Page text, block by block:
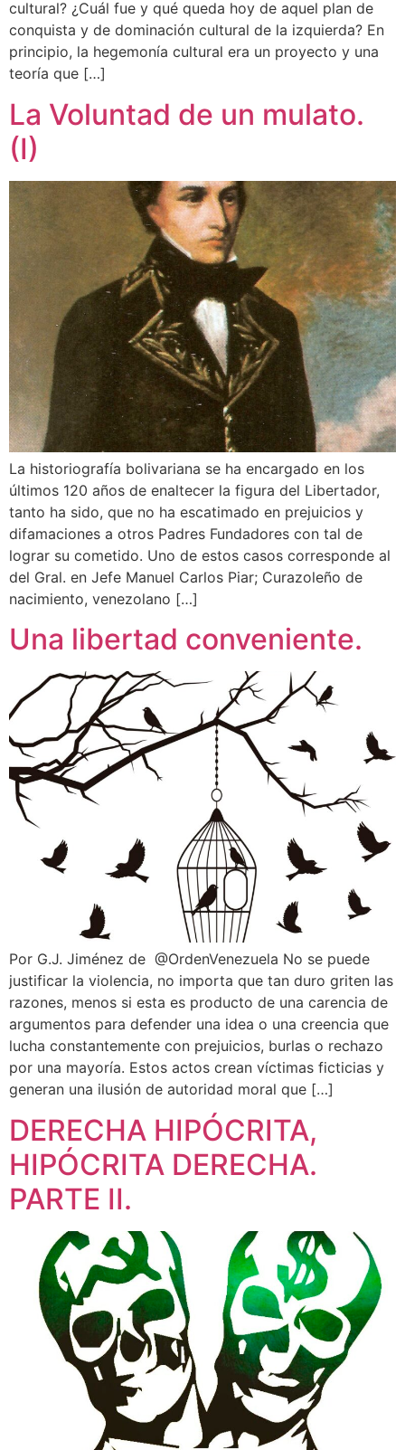
cultural? ¿Cuál fue y qué queda hoy de aquel plan de
conquista y de dominación cultural de la izquierda? En
principio, la hegemonía cultural era un proyecto y una
teoría que […]
La Voluntad de un mulato.
(I)
La historiografía bolivariana se ha encargado en los
últimos 120 años de enaltecer la figura del Libertador,
tanto ha sido, que no ha escatimado en prejuicios y
difamaciones a otros Padres Fundadores con tal de
lograr su cometido. Uno de estos casos corresponde al
del Gral. en Jefe Manuel Carlos Piar; Curazoleño de
nacimiento, venezolano […]
Una libertad conveniente.
Por G.J. Jiménez de @OrdenVenezuela No se puede
justificar la violencia, no importa que tan duro griten las
razones, menos si esta es producto de una carencia de
argumentos para defender una idea o una creencia que
lucha constantemente con prejuicios, burlas o rechazo
por una mayoría. Estos actos crean víctimas ficticias y
generan una ilusión de autoridad moral que […]
DERECHA HIPÓCRITA,
HIPÓCRITA DERECHA.
PARTE II.